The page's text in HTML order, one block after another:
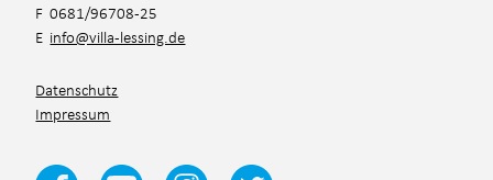
F 0681/96708-25
E info@villa-lessing.de
Datenschutz
Impressum